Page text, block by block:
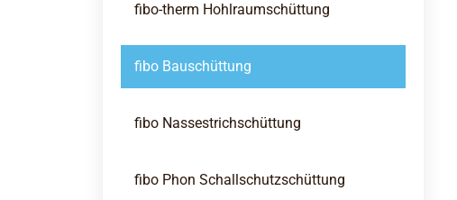
fibo-therm Hohlraumschüttung
fibo Bauschüttung
fibo Nassestrichschüttung
fibo Phon Schallschutzschüttung